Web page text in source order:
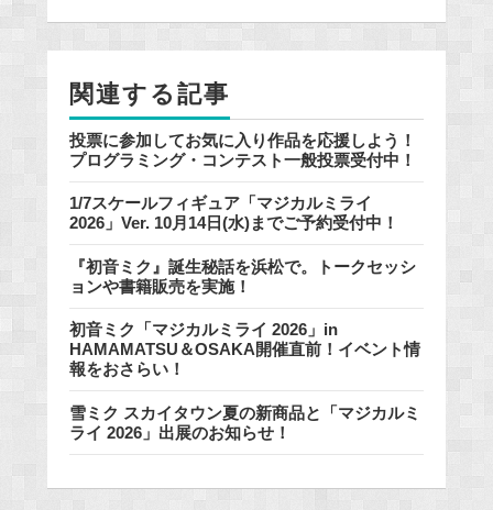
o
o
関連する記事
投票に参加してお気に入り作品を応援しよう！
プログラミング・コンテスト一般投票受付中！
1/7スケールフィギュア「マジカルミライ
2026」Ver. 10月14日(水)までご予約受付中！
『初音ミク』誕生秘話を浜松で。トークセッシ
ョンや書籍販売を実施！
初音ミク「マジカルミライ 2026」in
HAMAMATSU＆OSAKA開催直前！イベント情
報をおさらい！
雪ミク スカイタウン夏の新商品と「マジカルミ
ライ 2026」出展のお知らせ！